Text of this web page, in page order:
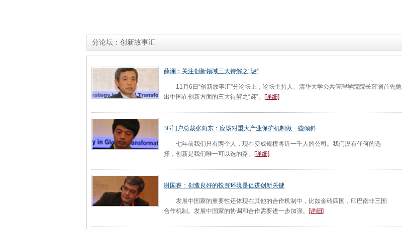
分论坛：创新故事汇
薛澜：关注创新领域三大待解之“谜”
11月6日“创新故事汇”分论坛上，论坛主持人、清华大学公共管理学院院长薛澜首先抛
出中国在创新方面的三大待解之“谜”。
[详细]
3G门户总裁张向东：应该对重大产业保护机制做一些倾斜
七年前我们只有两个人，现在变成规模将近一千人的公司。我们没有任何的选
择，创新是我们唯一可以选的路。
[详细]
谢国睿：创造良好的投资环境是促进创新关键
发展中国家的重要性还体现在其他的合作机制中，比如金砖四国，印巴南非三国
合作机制。发展中国家的协调和合作需要进一步加强。
[详细]